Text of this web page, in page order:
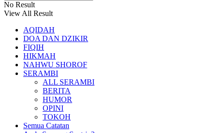
No Result
View All Result
AQIDAH
DOA DAN DZIKIR
FIQIH
HIKMAH
NAHWU SHOROF
SERAMBI
ALL SERAMBI
BERITA
HUMOR
OPINI
TOKOH
Semua Catatan